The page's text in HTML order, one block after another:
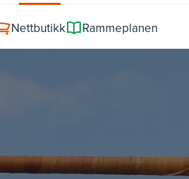
Nettbutikk Rammeplanen